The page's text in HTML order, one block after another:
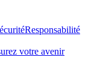
Responsabilité
votre avenir